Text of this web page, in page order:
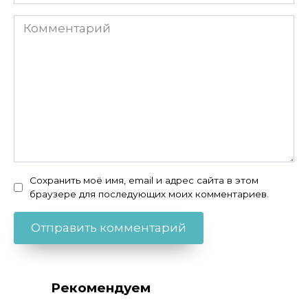
Комментарий
Сохранить моё имя, email и адрес сайта в этом
браузере для последующих моих комментариев.
Рекомендуем